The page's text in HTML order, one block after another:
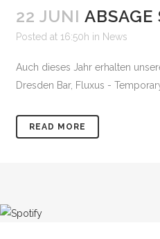
22 JUNI
Posted at 16:50h in News
Auch dieses Jahr erhalten
Dresden Bar, Fluxus -
READ MORE